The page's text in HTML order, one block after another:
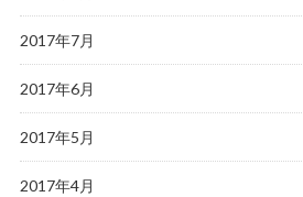
2017年7月
2017年6月
2017年5月
2017年4月